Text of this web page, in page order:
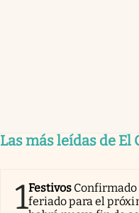
Las más leídas de
1Festivos
feriado para el